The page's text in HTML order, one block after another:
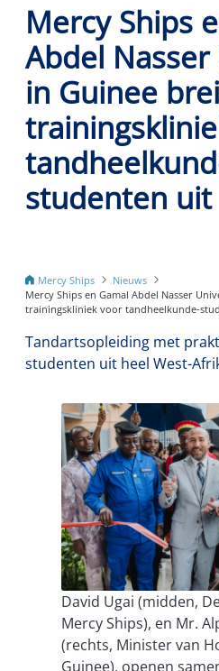
Mercy Ships
Abdel
in Guinee
studenten uit
Mercy Ships
Nieuws
Mercy Ships en Gamal Abdel Nasser
trainingskliniek voor tandheelkunde-
Tandartsopleiding met
studenten uit heel West-
David Ugai (midden,
Mercy Ships), en Mr.
(rechts, Minister van
Guinee), openen